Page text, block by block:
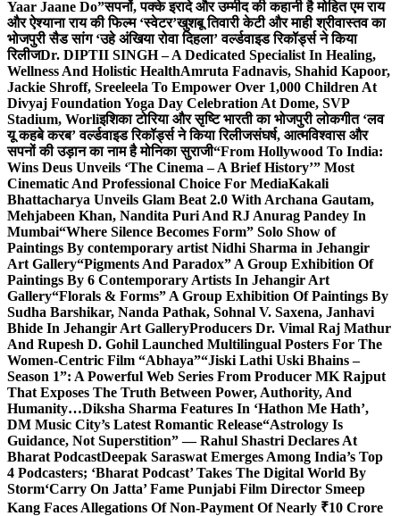
Yaar Jaane Do”सपनों, पक्के इरादे और उम्मीद की कहानी है मोहित एम राय
और ऐश्याना राय की फिल्म ‘स्वेटर’खुशबू तिवारी केटी और माही श्रीवास्तव का
भोजपुरी सैड सांग ‘उहे अंखिया रोवा दिहला’ वर्ल्डवाइड रिकॉर्ड्स ने किया
रिलीजDr. DIPTII SINGH – A Dedicated Specialist In Healing,
Wellness And Holistic HealthAmruta Fadnavis, Shahid Kapoor,
Jackie Shroff, Sreeleela To Empower Over 1,000 Children At
Divyaj Foundation Yoga Day Celebration At Dome, SVP
Stadium, Worliइशिका टोरिया और सृष्टि भारती का भोजपुरी लोकगीत ‘लव
यू कहबे करब’ वर्ल्डवाइड रिकॉर्ड्स ने किया रिलीजसंघर्ष, आत्मविश्वास और
सपनों की उड़ान का नाम है मोनिका सुराजी“From Hollywood To India:
Wins Deus Unveils ‘The Cinema – A Brief History’” Most
Cinematic And Professional Choice For MediaKakali
Bhattacharya Unveils Glam Beat 2.0 With Archana Gautam,
Mehjabeen Khan, Nandita Puri And RJ Anurag Pandey In
Mumbai“Where Silence Becomes Form” Solo Show of
Paintings By contemporary artist Nidhi Sharma in Jehangir
Art Gallery“Pigments And Paradox” A Group Exhibition Of
Paintings By 6 Contemporary Artists In Jehangir Art
Gallery“Florals & Forms” A Group Exhibition Of Paintings By
Sudha Barshikar, Nanda Pathak, Sohnal V. Saxena, Janhavi
Bhide In Jehangir Art GalleryProducers Dr. Vimal Raj Mathur
And Rupesh D. Gohil Launched Multilingual Posters For The
Women-Centric Film “Abhaya”“Jiski Lathi Uski Bhains –
Season 1”: A Powerful Web Series From Producer MK Rajput
That Exposes The Truth Between Power, Authority, And
Humanity…Diksha Sharma Features In ‘Hathon Me Hath’,
DM Music City’s Latest Romantic Release“Astrology Is
Guidance, Not Superstition” — Rahul Shastri Declares At
Bharat PodcastDeepak Saraswat Emerges Among India’s Top
4 Podcasters; ‘Bharat Podcast’ Takes The Digital World By
Storm‘Carry On Jatta’ Fame Punjabi Film Director Smeep
Kang Faces Allegations Of Non-Payment Of Nearly ₹10 Crore